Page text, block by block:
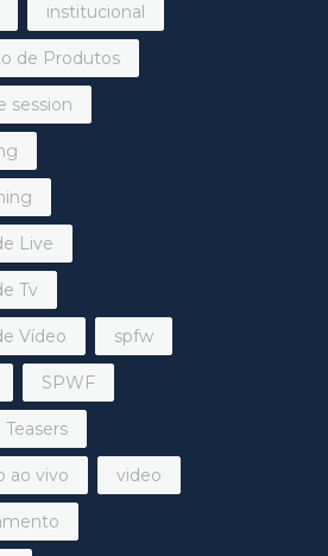
institucional
de Produtos
session
Live
Tv
Vídeo spfw
SPWF
Teasers
ao vivo video